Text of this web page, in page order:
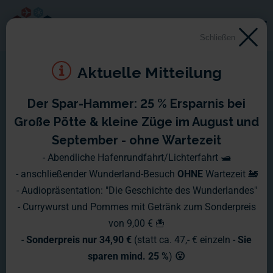
Schließen
Aktuelle Mitteilung
Der Spar-Hammer: 25 % Ersparnis bei
Große Pötte & kleine Züge im August und
September - ohne Wartezeit
- Abendliche Hafenrundfahrt/Lichterfahrt 🛥️
- anschließender Wunderland-Besuch OHNE Wartezeit 🚂
- Audiopräsentation: "Die Geschichte des Wunderlandes"
- Currywurst und Pommes mit Getränk zum Sonderpreis
von 9,00 € 🍟
- Sonderpreis nur 34,90 € (statt ca. 47,- € einzeln - Sie
sparen mind. 25 %) 😮